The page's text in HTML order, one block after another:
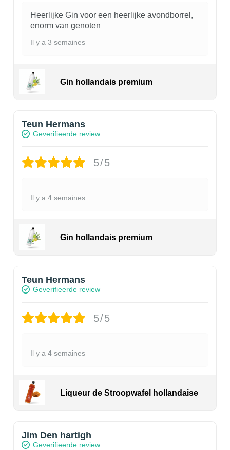
Heerlijke Gin voor een heerlijke avondborrel,
enorm van genoten
Il y a 3 semaines
Gin hollandais premium
Teun Hermans
Geverifieerde review
5/5
Il y a 4 semaines
Gin hollandais premium
Teun Hermans
Geverifieerde review
5/5
Il y a 4 semaines
Liqueur de Stroopwafel hollandaise
Jim Den hartigh
Geverifieerde review